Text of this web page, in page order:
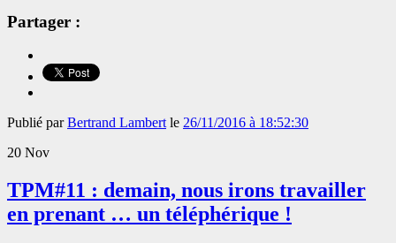
Partager :
Publié parBertrand Lambert le 26/11/2016 à 18:52:30
20 Nov
TPM#11 : demain, nous irons travailler
en prenant … un téléphérique !